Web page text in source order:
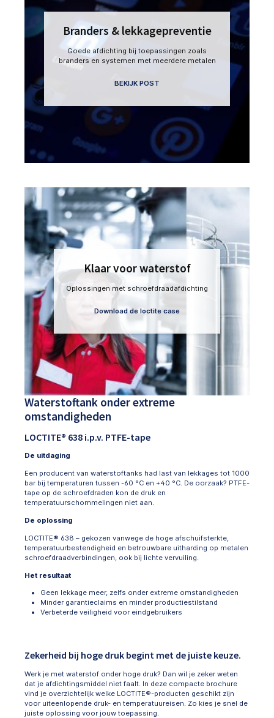
Branders & lekkagepreventie
Goede afdichting bij toepassingen zoals
branders en systemen met meerdere metalen
BEKIJK POST
Klaar voor waterstof
Oplossingen met schroefdraadafdichting
Download de loctite case
Waterstoftank onder extreme
omstandigheden
LOCTITE® 638 i.p.v. PTFE-tape
De uitdaging
Een producent van waterstoftanks had last van lekkages tot 1000
bar bij temperaturen tussen -60 °C en +40 °C. De oorzaak? PTFE-
tape op de schroefdraden kon de druk en
temperatuurschommelingen niet aan.
De oplossing
LOCTITE® 638 – gekozen vanwege de hoge afschuifsterkte,
temperatuurbestendigheid en betrouwbare uitharding op metalen
schroefdraadverbindingen, ook bij lichte vervuiling.
Het resultaat
Geen lekkage meer, zelfs onder extreme omstandigheden
Minder garantieclaims en minder productiestilstand
Verbeterde veiligheid voor eindgebruikers
Zekerheid bij hoge druk begint met de juiste keuze.
Werk je met waterstof onder hoge druk? Dan wil je zeker weten
dat je afdichtingsmiddel niet faalt. In deze compacte brochure
vind je overzichtelijk welke LOCTITE®-producten geschikt zijn
voor uiteenlopende druk- en temperatuureisen. Zo kies je snel de
juiste oplossing voor jouw toepassing.